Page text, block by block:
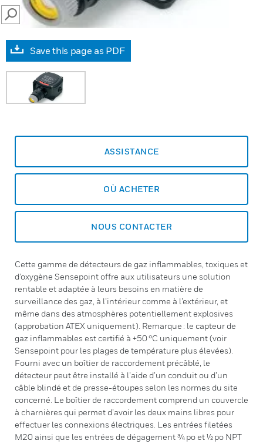
SEARCH
Save this page as PDF
ASSISTANCE
OÙ ACHETER
NOUS CONTACTER
Cette gamme de détecteurs de gaz inflammables, toxiques et
d’oxygène Sensepoint offre aux utilisateurs une solution
rentable et adaptée à leurs besoins en matière de
surveillance des gaz, à l’intérieur comme à l’extérieur, et
même dans des atmosphères potentiellement explosives
(approbation ATEX uniquement). Remarque : le capteur de
gaz inflammables est certifié à +50 °C uniquement (voir
Sensepoint pour les plages de température plus élevées).
Fourni avec un boîtier de raccordement précâblé, le
détecteur peut être installé à l’aide d’un conduit ou d’un
câble blindé et de presse-étoupes selon les normes du site
concerné. Le boîtier de raccordement comprend un couvercle
à charnières qui permet d’avoir les deux mains libres pour
effectuer les connexions électriques. Les entrées filetées
M20 ainsi que les entrées de dégagement 3⁄4 po et 1⁄2 po NPT